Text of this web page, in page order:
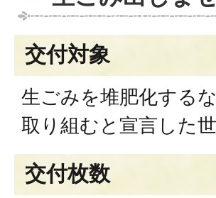
交付対象
生ごみを堆肥化する
取り組むと宣言した
交付枚数